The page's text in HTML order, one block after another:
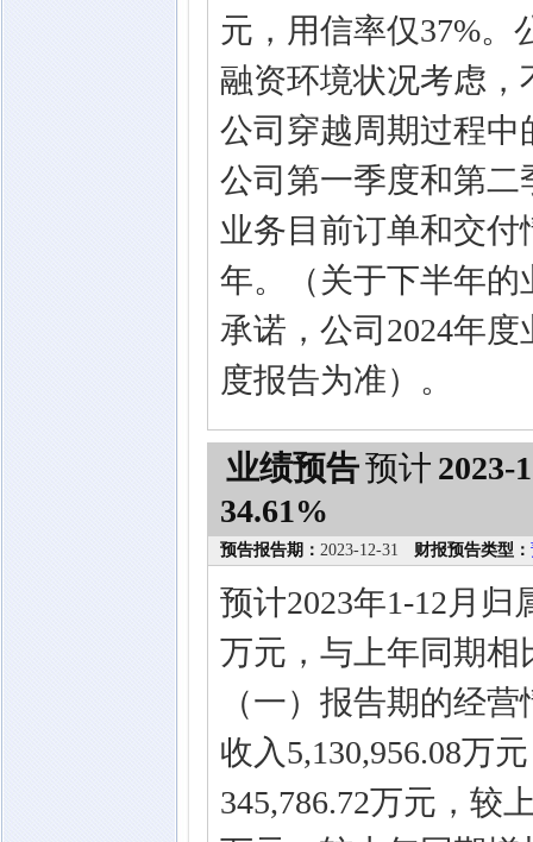
元，用信率仅37%
融资环境状况考虑
公司穿越周期过程中
公司第一季度和第
业务目前订单和交
年。（关于下半年
承诺，公司2024年
度报告为准）。
业绩预告预计 2023-
34.61%
预告报告期： 2023-12-31 财报预告类型：
预计2023年1-12月归
万元，与上年同期相
（一）报告期的经
收入5,130,956.08万
345,786.72万元，较